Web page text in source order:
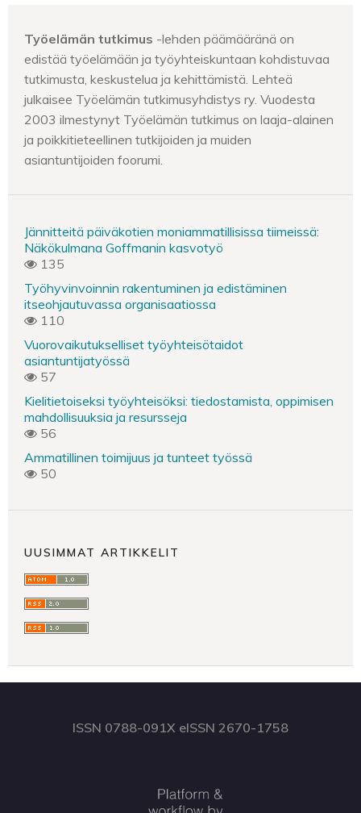
Työelämän tutkimus -lehden päämääränä on
edistää työelämään ja työyhteiskuntaan kohdistuvaa
tutkimusta, keskustelua ja kehittämistä. Lehteä
julkaisee Työelämän tutkimusyhdistys ry. Vuodesta
2003 ilmestynyt Työelämän tutkimus on laaja-alainen
ja poikkitieteellinen tutkijoiden ja muiden
asiantuntijoiden foorumi.
Jännitteitä päiväkotien moniammatillisissa tiimeissä:
Näkökulmana Goffmanin kasvotyö
135
Työhyvinvoinnin rakentuminen ja edistäminen
itseohjautuvassa organisaatiossa
110
Vuorovaikutukselliset työyhteisötaidot
asiantuntijatyössä
57
Kielitietoiseksi työyhteisöksi: tiedostamista, oppimisen
mahdollisuuksia ja resursseja
56
Ammatillinen toimijuus ja tunteet työssä
50
UUSIMMAT ARTIKKELIT
ISSN 0788-091X eISSN 2670-1758